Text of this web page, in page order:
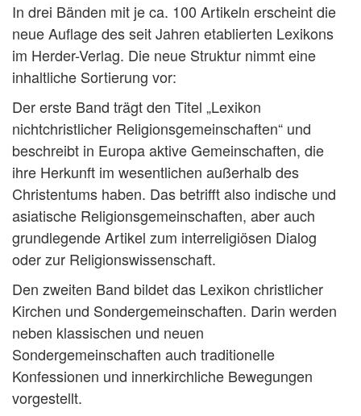
In drei Bänden mit je ca. 100 Artikeln erscheint die
neue Auflage des seit Jahren etablierten Lexikons
im Herder-Verlag. Die neue Struktur nimmt eine
inhaltliche Sortierung vor:
Der erste Band trägt den Titel „Lexikon
nichtchristlicher Religionsgemeinschaften“ und
beschreibt in Europa aktive Gemeinschaften, die
ihre Herkunft im wesentlichen außerhalb des
Christentums haben. Das betrifft also indische und
asiatische Religionsgemeinschaften, aber auch
grundlegende Artikel zum interreligiösen Dialog
oder zur Religionswissenschaft.
Den zweiten Band bildet das Lexikon christlicher
Kirchen und Sondergemeinschaften. Darin werden
neben klassischen und neuen
Sondergemeinschaften auch traditionelle
Konfessionen und innerkirchliche Bewegungen
vorgestellt.